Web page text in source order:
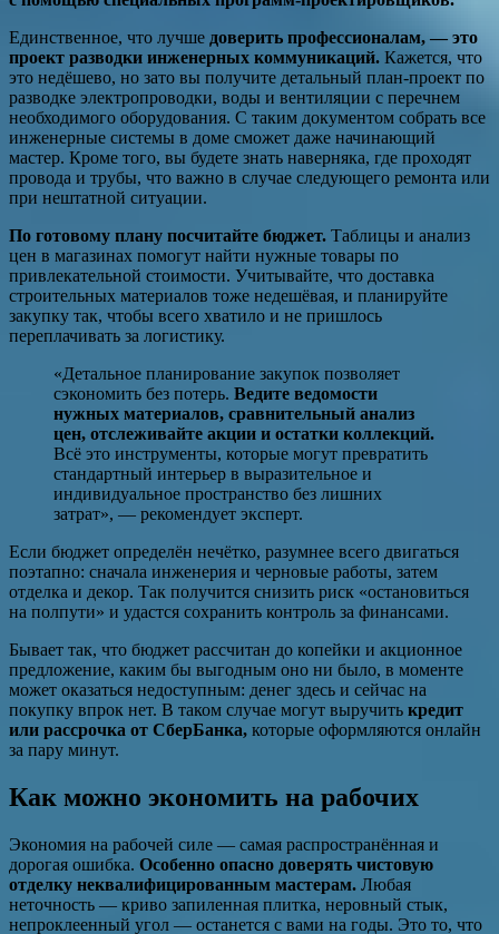
Единственное, что лучше доверить профессионалам, — это
проект разводки инженерных коммуникаций. Кажется, что
это недёшево, но зато вы получите детальный план-проект по
разводке электропроводки, воды и вентиляции с перечнем
необходимого оборудования. С таким документом собрать все
инженерные системы в доме сможет даже начинающий
мастер. Кроме того, вы будете знать наверняка, где проходят
провода и трубы, что важно в случае следующего ремонта или
при нештатной ситуации.
По готовому плану посчитайте бюджет. Таблицы и анализ
цен в магазинах помогут найти нужные товары по
привлекательной стоимости. Учитывайте, что доставка
строительных материалов тоже недешёвая, и планируйте
закупку так, чтобы всего хватило и не пришлось
переплачивать за логистику.
«Детальное планирование закупок позволяет
сэкономить без потерь. Ведите ведомости
нужных материалов, сравнительный анализ
цен, отслеживайте акции и остатки коллекций.
Всё это инструменты, которые могут превратить
стандартный интерьер в выразительное и
индивидуальное пространство без лишних
затрат», — рекомендует эксперт.
Если бюджет определён нечётко, разумнее всего двигаться
поэтапно: сначала инженерия и черновые работы, затем
отделка и декор. Так получится снизить риск «остановиться
на полпути» и удастся сохранить контроль за финансами.
Бывает так, что бюджет рассчитан до копейки и акционное
предложение, каким бы выгодным оно ни было, в моменте
может оказаться недоступным: денег здесь и сейчас на
покупку впрок нет. В таком случае могут выручить кредит
или рассрочка от СберБанка, которые оформляются онлайн
за пару минут.
Как можно экономить на рабочих
Экономия на рабочей силе — самая распространённая и
дорогая ошибка. Особенно опасно доверять чистовую
отделку неквалифицированным мастерам. Любая
неточность — криво запиленная плитка, неровный стык,
непроклеенный угол — останется с вами на годы. Это то, что